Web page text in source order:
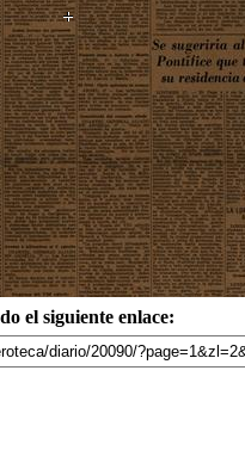
el siguiente enlace: